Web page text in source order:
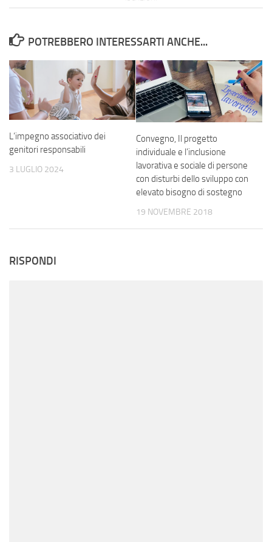
POTREBBERO INTERESSARTI ANCHE...
L’impegno associativo dei
genitori responsabili
3 LUGLIO 2024
Convegno, Il progetto
individuale e l’inclusione
lavorativa e sociale di persone
con disturbi dello sviluppo con
elevato bisogno di sostegno
19 NOVEMBRE 2018
RISPONDI